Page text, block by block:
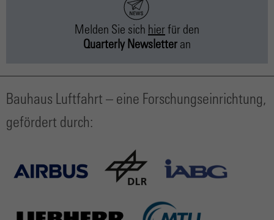
Melden Sie sich hier für den
Quarterly Newsletter an
Bauhaus Luftfahrt – eine Forschungseinrichtung,
gefördert durch: